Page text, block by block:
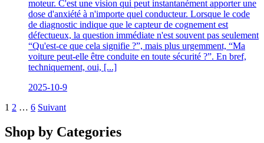
moteur. C'est une vision qui peut instantanément apporter une
dose d'anxiété à n'importe quel conducteur. Lorsque le code
de diagnostic indique que le capteur de cognement est
défectueux, la question immédiate n'est souvent pas seulement
“Qu'est-ce que cela signifie ?”, mais plus urgemment, “Ma
voiture peut-elle être conduite en toute sécurité ?”. En bref,
techniquement, oui, [...]
2025-10-9
1 2 … 6 Suivant
Shop by Categories